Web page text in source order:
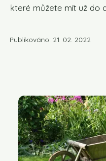
které můžete mít už do
Publikováno: 21. 02. 2022